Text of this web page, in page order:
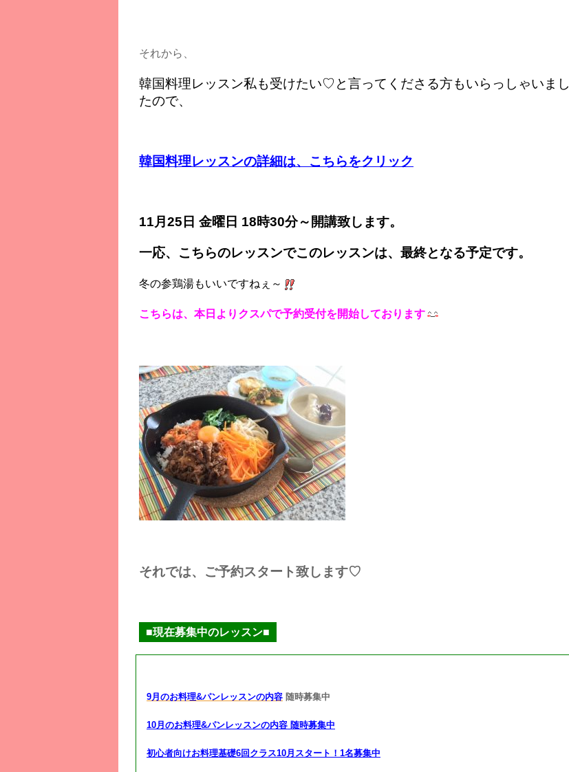
それから、
韓国料理レッスン私も受けたい♡と言ってくださる方もいらっしゃいまし
たので、
韓国料理レッスンの詳細は、こちらをクリック
11月25日 金曜日 18時30分～開講致します。
一応、こちらのレッスンでこのレッスンは、最終となる予定です。
冬の参鶏湯もいいですねぇ～
こちらは、本日よりクスパで予約受付を開始しております
それでは、ご予約スタート致します♡
■現在募集中のレッスン■
9月のお料理&パンレッスンの内容 随時募集中
10月のお料理&パンレッスンの内容 随時募集中
初心者向けお料理基礎6回クラス10月スタート！1名募集中